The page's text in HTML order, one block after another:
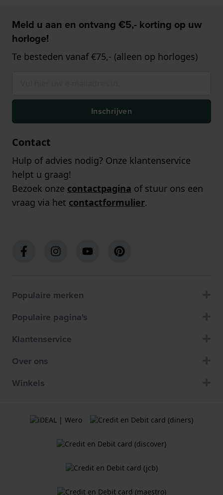
Meld u aan en ontvang €5,- korting op uw
horloge!
Te besteden vanaf €75,- (alleen op horloges)
Inschrijven
Contact
Hulp of advies nodig? Onze klantenservice
helpt u graag!
Bezoek onze contactpagina of stuur ons een
vraag via het contactformulier.
Populaire merken
Populaire pagina's
Klantenservice
Over ons
Winkels